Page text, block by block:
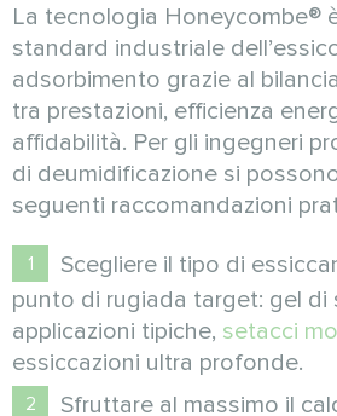
La tecnologia Honeycombe®
standard industriale
adsorbimento grazie al
tra prestazioni, efficienza
affidabilità. Per gli ingegneri
di deumidificazione si
seguenti raccomandazioni
Scegliere il tipo di
punto di rugiada target: gel di
applicazioni tipiche, setacci
essiccazioni ultra profonde.
Sfruttare al massimo il